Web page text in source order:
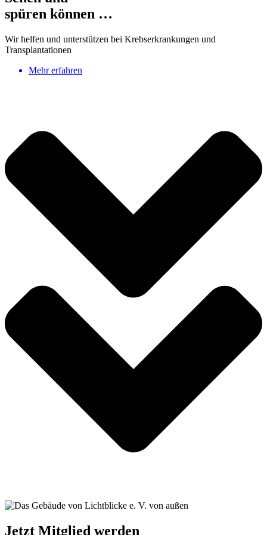
spüren können …
Wir helfen und unterstützen bei Krebserkrankungen und
Transplantationen
Mehr erfahren
Jetzt Mitglied werden